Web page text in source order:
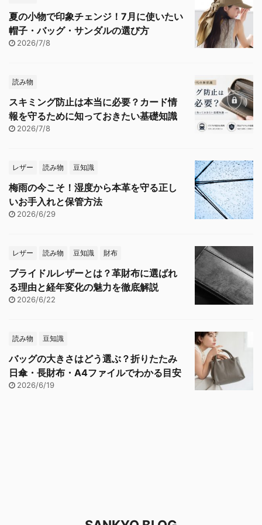
夏の小物で印象チェンジ！7月に使いたい
帽子・バッグ・サンダルの選び方
2026/7/8
読み物
スキミング防止は本当に必要？カード情
報を守るために知っておきたい基礎知識
2026/7/8
レザー 読み物 豆知識
梅雨の今こそ！湿度から本革を守る正し
いお手入れと保管方法
2026/6/29
レザー 読み物 豆知識 財布
ブライドルレザーとは？革財布に選ばれ
る理由と経年変化の魅力を徹底解説
2026/6/22
読み物 豆知識
バッグの大きさはどう選ぶ？折りたたみ
日傘・長財布・A4ファイルでわかる目安
2026/6/19